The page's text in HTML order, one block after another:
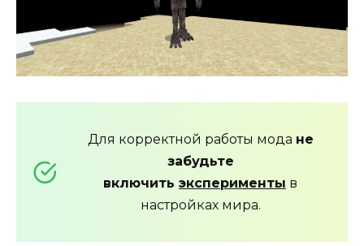
Для корректной работы мода не
забудьте
включить эксперименты в
настройках мира.